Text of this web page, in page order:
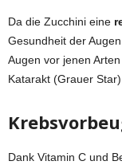
Da die Zucchini eine
Gesundheit der
Augen vor jenen
Katarakt (Grauer
Dank Vitamin C und